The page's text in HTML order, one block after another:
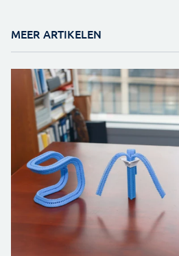
MEER ARTIKELEN